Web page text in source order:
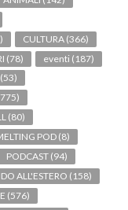
CULTURA (366)
(78) eventi (187)
(53)
(80)
POD(8)
PODCAST (94)
ALL'ESTERO (158)
(576)